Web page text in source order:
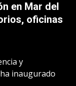
en Mar del
oficinas
y
inaugurado